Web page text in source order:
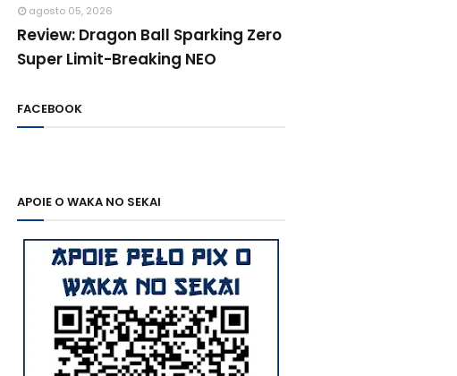
agosto 05, 2026
Review: Dragon Ball Sparking Zero
Super Limit-Breaking NEO
FACEBOOK
APOIE O WAKA NO SEKAI